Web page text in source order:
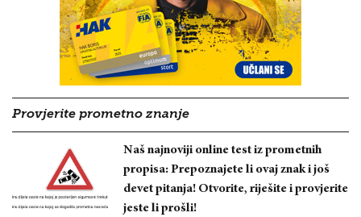
Provjerite prometno znanje
Naš najnoviji online test iz prometnih
propisa: Prepoznajete li ovaj znak i još
devet pitanja! Otvorite, riješite i provjerite
jeste li prošli!